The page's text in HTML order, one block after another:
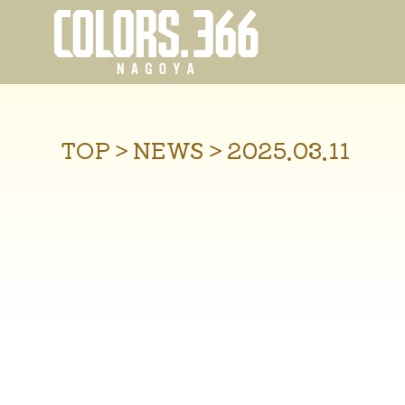
TOP＞NEWS ＞2025.03.11